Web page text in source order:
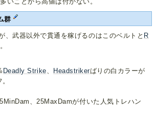
群
、武器以外で貫通を稼げるのはこのベルトと R
Deadly Strike、 Headstrikerばりの白カラーが
、25MaxDamが付いた人気トレハン